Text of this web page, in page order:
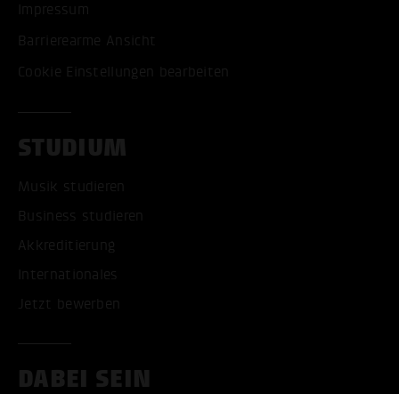
Impressum
Barrierearme Ansicht
Cookie Einstellungen bearbeiten
STUDIUM
Musik studieren
Business studieren
Akkreditierung
Internationales
Jetzt bewerben
DABEI SEIN